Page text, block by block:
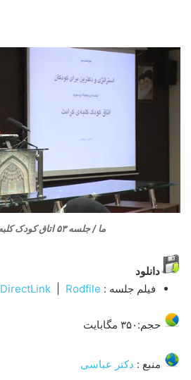
ما / جلسه ۵۳ اتاق کودک کلبه ی کرامت
دانلود
فیلم جلسه :
DirectLink Rodfile
حجم:۳۵۰ مگابایت
منبع : دکتر عباسی